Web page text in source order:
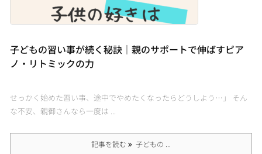
子どもの習い事が続く秘訣｜親のサポートで伸ばすピア
ノ・リトミックの力
せっかく始めた習い事、途中でやめたくなったらどうしよう…」 そん
な不安、親御さんなら一度は ...
記事を読む 子どもの ...